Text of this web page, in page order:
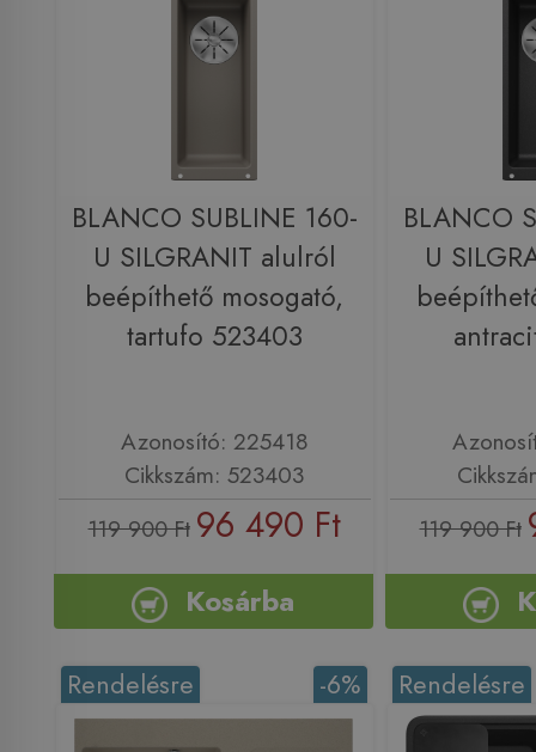
BLANCO SUBLINE 160-
U SILGRANIT alulról
beépíthető mosogató,
tartufo 523403
Azonosító: 225418
Cikkszám: 523403
119 900 Ft 96 490 Ft
Kosárba
BLANCO
U
119 900 Ft
-6%
Rendelésre Rendelésre